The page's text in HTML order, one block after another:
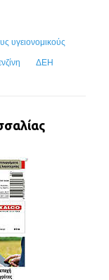
υγειονομικούς
ΔΕΗ